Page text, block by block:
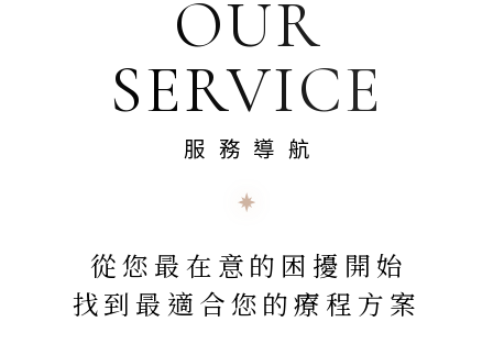
OUR
SERVICE
服務導航
從您最在意的困擾開始
找到最適合您的療程方案